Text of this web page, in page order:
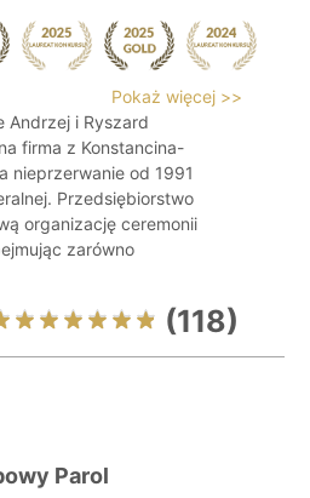
Pokaż więcej >>
Andrzej i Ryszard
firma z Konstancina-
nieprzerwanie od 1991
Przedsiębiorstwo
organizację ceremonii
zarówno
(118)
Parol